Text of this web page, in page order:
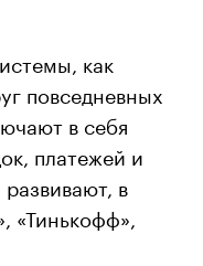
как
повседневных
в себя
платежей и
в
«Тинькофф»,